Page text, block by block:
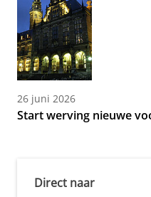
26 juni 2026
Start werving nieuwe
Direct naar